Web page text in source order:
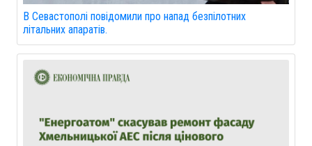
В Севастополі повідомили про напад безпілотних
літальних апаратів.